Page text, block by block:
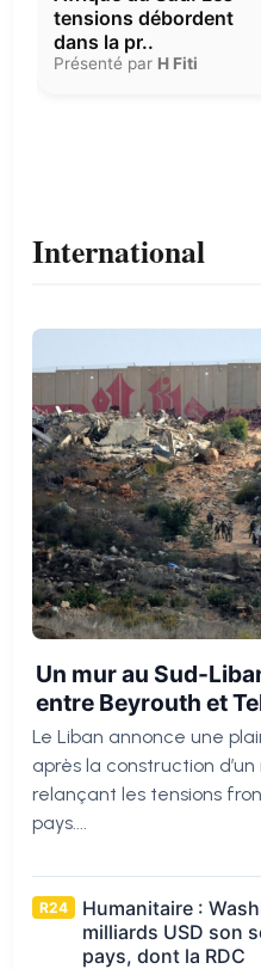
tensions débordent
dans la pr..
Présenté par H Fiti
International
Un mur au Sud-
entre Beyrouth et
Le Liban annonce une
après la construction
relançant les tensions
pays....
R24
Humanitaire :
milliards USD son
pays, dont la RDC